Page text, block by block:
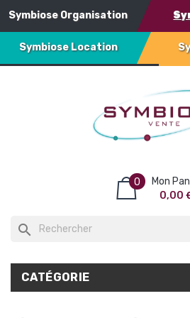
Symbiose Organisation
Symbiose Location
Mon
0
0,00
search
CATÉGORIE